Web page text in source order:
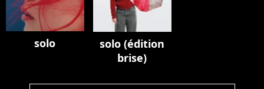
solo
solo (édition
brise)